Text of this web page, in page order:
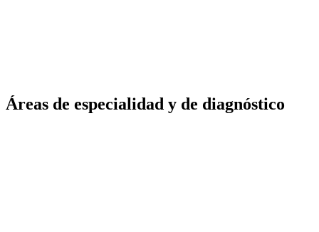
Áreas de especialidad y de diagnóstico